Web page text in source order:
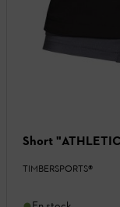
Short
TIMBERSPORTS®